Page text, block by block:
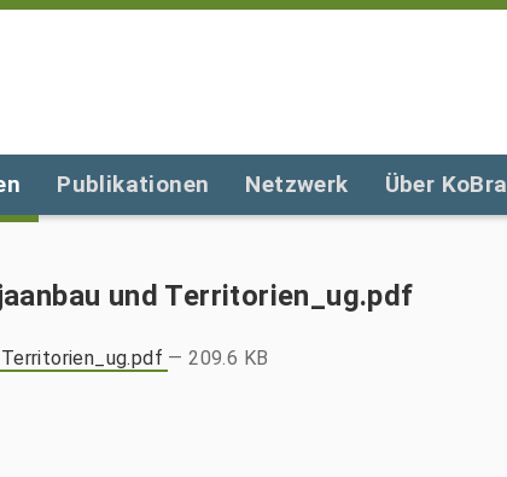
Publikationen Netzwerk Über KoBra
und Territorien_ug.pdf
— 209.6 KB